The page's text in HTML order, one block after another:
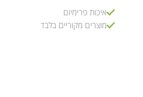
איכות פרימיום
מוצרים מקוריים בלבד